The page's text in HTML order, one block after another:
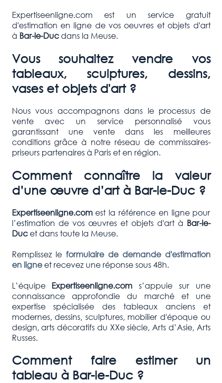
Expertiseenligne.com est un service gratuit
d'estimation en ligne de vos oeuvres et objets d'art
à Bar-le-Ducdans la Meuse.
Vous souhaitez vendre vos
tableaux, sculptures, dessins,
vases et objets d'art ?
Nous vous accompagnons dans le processus de
vente avec un service personnalisé vous
garantissant une vente dans les meilleures
conditions grâce à notre réseau de commissaires-
priseurs partenaires à Paris et en région.
Comment connaître la valeur
d’une œuvre d’art à Bar-le-Duc?
Expertiseenligne.comest la référence en ligne pour
l’estimation de vos œuvres et objets d'art à Bar-le-
Duc et dans toute la Meuse.
Remplissez leformulaire de demande d'estimation
en ligneet recevez une réponse sous 48h.
L’équipe Expertiseenligne.com s’appuie sur une
connaissance approfondie du marché et une
expertise spécialisée des tableaux anciens et
modernes, dessins, sculptures, mobilier d'époque ou
design, arts décoratifs du XXe siècle, Arts d’Asie, Arts
Russes.
Comment faire estimer un
tableau à Bar-le-Duc?